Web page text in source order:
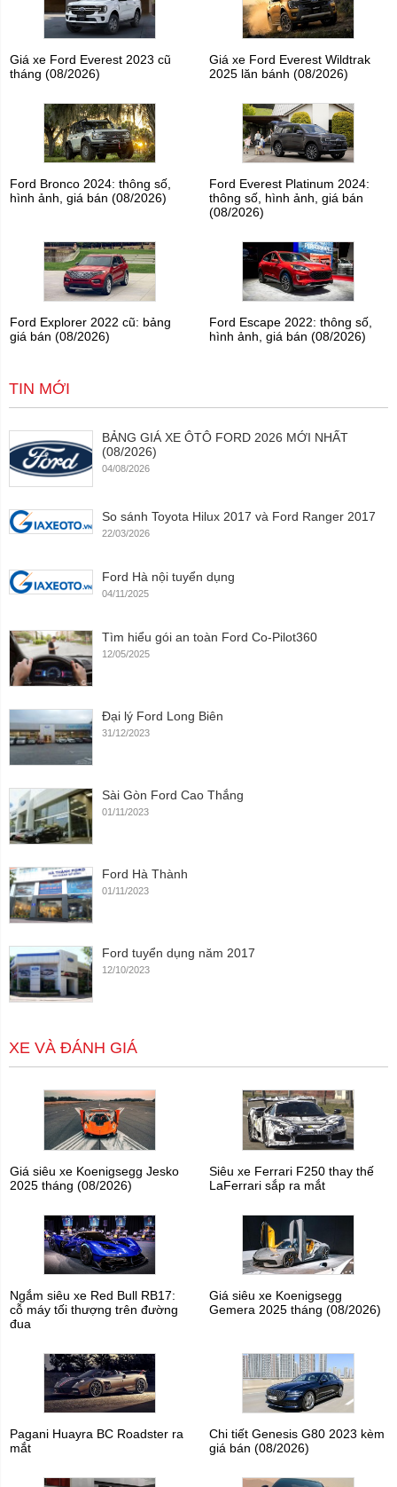
Giá xe Ford Everest 2023 cũ
tháng (08/2026)
Giá xe Ford Everest Wildtrak
2025 lăn bánh (08/2026)
Ford Bronco 2024: thông số,
hình ảnh, giá bán (08/2026)
Ford Everest Platinum 2024:
thông số, hình ảnh, giá bán
(08/2026)
Ford Explorer 2022 cũ: bảng
giá bán (08/2026)
Ford Escape 2022: thông số,
hình ảnh, giá bán (08/2026)
TIN MỚI
BẢNG GIÁ XE ÔTÔ FORD 2026 MỚI NHẤT
(08/2026)
04/08/2026
So sánh Toyota Hilux 2017 và Ford Ranger 2017
22/03/2026
Ford Hà nội tuyển dụng
04/11/2025
Tìm hiểu gói an toàn Ford Co-Pilot360
12/05/2025
Đại lý Ford Long Biên
31/12/2023
Sài Gòn Ford Cao Thắng
01/11/2023
Ford Hà Thành
01/11/2023
Ford tuyển dụng năm 2017
12/10/2023
XE VÀ ĐÁNH GIÁ
Giá siêu xe Koenigsegg Jesko
2025 tháng (08/2026)
Siêu xe Ferrari F250 thay thế
LaFerrari sắp ra mắt
Ngắm siêu xe Red Bull RB17:
cỗ máy tối thượng trên đường
đua
Giá siêu xe Koenigsegg
Gemera 2025 tháng (08/2026)
Pagani Huayra BC Roadster ra
mắt
Chi tiết Genesis G80 2023 kèm
giá bán (08/2026)